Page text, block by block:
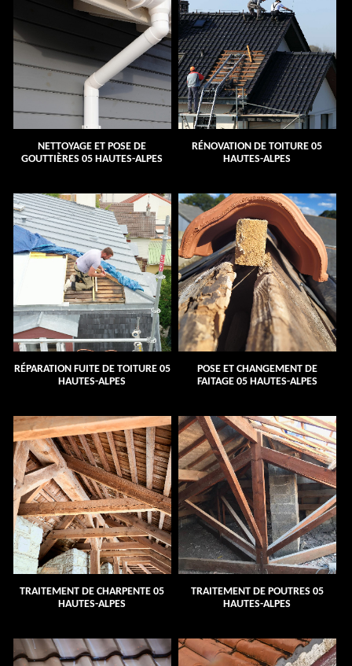
NETTOYAGE ET POSE DE
GOUTTIÈRES 05 HAUTES-ALPES
RÉNOVATION DE TOITURE 05
HAUTES-ALPES
RÉPARATION FUITE DE TOITURE 05
HAUTES-ALPES
POSE ET CHANGEMENT DE
FAITAGE 05 HAUTES-ALPES
TRAITEMENT DE CHARPENTE 05
HAUTES-ALPES
TRAITEMENT DE POUTRES 05
HAUTES-ALPES